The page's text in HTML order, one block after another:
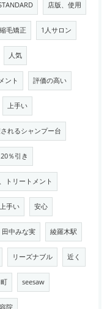
店版、使用
縮毛矯正 1人サロン
人気
ント 評価の高い
上手い
れるシャンプー台
20％引き
トリートメント
手い 安心
田中みな実 綾羅木駅
リーズナブル 近く
seesaw
院